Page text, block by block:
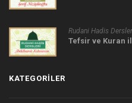
Rudani Hadis
Tefsir ve Kuran
KATEGORILER